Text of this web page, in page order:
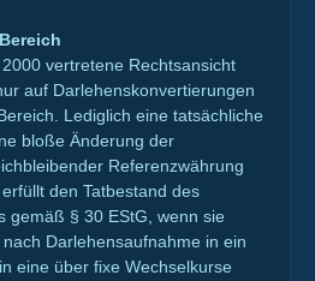
vertretene Rechtsansicht
auf Darlehenskonvertierungen
Lediglich eine tatsächliche
bloße Änderung der
Referenzwährung
den Tatbestand des
gemäß § 30 EStG, wenn sie
Darlehensaufnahme in ein
eine über fixe Wechselkurse